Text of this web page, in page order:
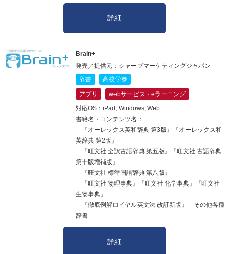
詳細
Brain+
発売／提供元：シャープマーケティングジャパン
辞書
高校学参
アプリ
webサービス・eラーニング
対応OS：iPad, Windows, Web
書籍名・コンテンツ名：
『オーレックス英和辞典 第3版』『オーレックス和
英辞典 第2版』
『旺文社 全訳古語辞典 第五版』『旺文社 古語辞典
第十版増補版』
『旺文社 標準国語辞典 第八版』
『旺文社 物理事典』『旺文社 化学事典』『旺文社
生物事典』
『徹底例解ロイヤル英文法 改訂新版』 その他各種
辞書
詳細